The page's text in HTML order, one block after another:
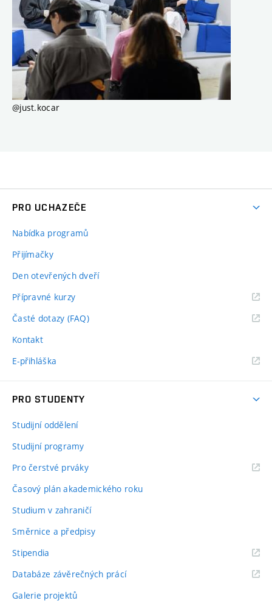
@just.kocar
PRO UCHAZEČE
Nabídka programů
Přijímačky
Den otevřených dveří
Přípravné kurzy
Časté dotazy (FAQ)
Kontakt
E-přihláška
PRO STUDENTY
Studijní oddělení
Studijní programy
Pro čerstvé prváky
Časový plán akademického roku
Studium v zahraničí
Směrnice a předpisy
Stipendia
Databáze závěrečných prácí
Galerie projektů